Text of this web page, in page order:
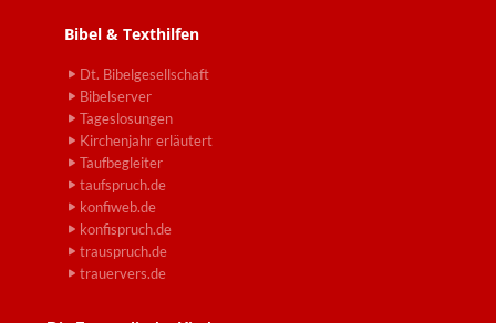
Bibel & Texthilfen
Dt. Bibelgesellschaft
Bibelserver
Tageslosungen
Kirchenjahr erläutert
Taufbegleiter
taufspruch.de
konfiweb.de
konfispruch.de
trauspruch.de
trauervers.de